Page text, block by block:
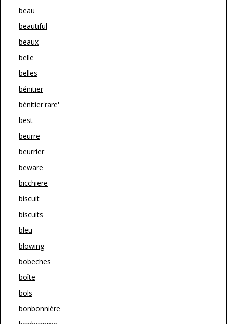
beau
beautiful
beaux
belle
belles
bénitier
bénitier'rare'
best
beurre
beurrier
beware
bicchiere
biscuit
biscuits
bleu
blowing
bobeches
boîte
bols
bonbonnière